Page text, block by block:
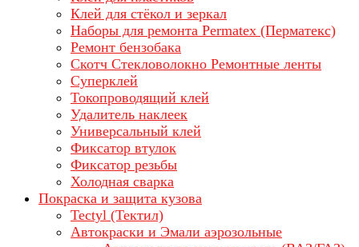
Клей для стёкол и зеркал
Наборы для ремонта Permatex (Перматекс)
Ремонт бензобака
Скотч Стекловолокно Ремонтные ленты
Суперклей
Токопроводящий клей
Удалитель наклеек
Универсальный клей
Фиксатор втулок
Фиксатор резьбы
Холодная сварка
Покраска и защита кузова
Tectyl (Тектил)
Автокраски и Эмали аэрозольные